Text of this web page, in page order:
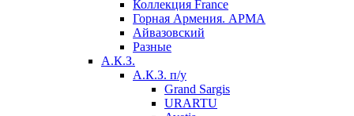
Коллекция France
Горная Армения. АРМА
Айвазовский
Разные
А.К.З.
А.К.З. п/у
Grand Sargis
URARTU